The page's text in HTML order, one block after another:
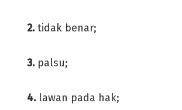
2.tidak benar;
3.palsu;
4.lawan pada hak;